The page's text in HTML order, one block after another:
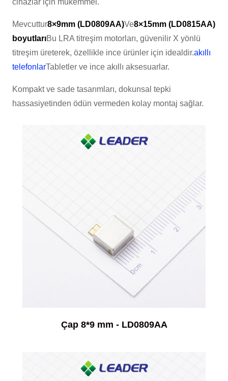
cihazlar için mükemmel.
Mevcuttur8×9mm (LD0809AA)Ve8×15mm (LD0815AA)
boyutlarıBu LRA titreşim motorları, güvenilir X yönlü
titreşim üreterek, özellikle ince ürünler için idealdir.akıllı
telefonlarTabletler ve ince akıllı aksesuarlar.
Kompakt ve sade tasarımları, dokunsal tepki
hassasiyetinden ödün vermeden kolay montaj sağlar.
Çap 8*9 mm - LD0809AA